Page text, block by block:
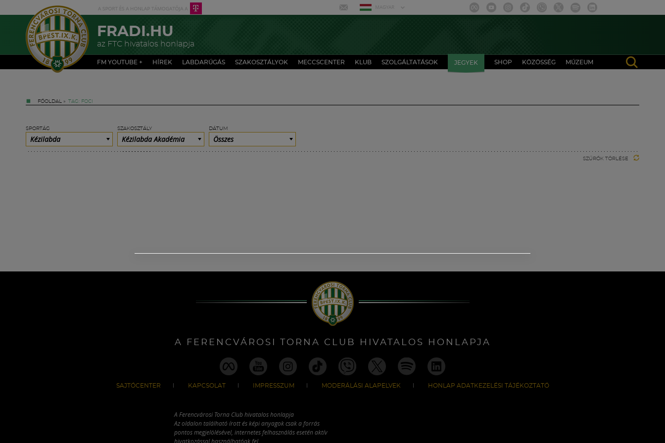
MAGYAR
FRADI.HU
az FTC hivatalos honlapja
FM YOUTUBE + HÍREK LABDARÚGÁS SZAKOSZTÁLYOK MECCSCENTER KLUB SZOLGÁLTATÁSOK JEGYEK SHOP KÖZÖSSÉG MÚZEUM
FŐOLDAL » TAG: FOCI
SPORTÁG
Kézilabda
SZAKOSZTÁLY
Kézilabda Akadémia
DÁTUM
Összes
SZŰRŐK TÖRLÉSE
A FERENCVÁROSI TORNA CLUB HIVATALOS HONLAPJA
SAJTÓCENTER KAPCSOLAT IMPRESSZUM MODERÁLÁSI ALAPELVEK HONLAP ADATKEZELÉSI TÁJÉKOZTATÓ
A Ferencvárosi Torna Club hivatalos honlapja
Az oldalon található írott és képi anyagok csak a forrás
pontos megjelölésével, internetes felhasználás esetén aktív
hivatkozással használhatóak fel.